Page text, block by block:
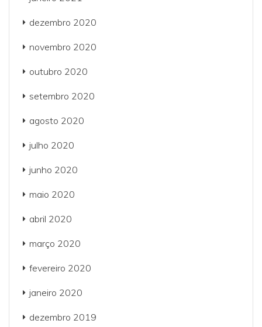
dezembro 2020
novembro 2020
outubro 2020
setembro 2020
agosto 2020
julho 2020
junho 2020
maio 2020
abril 2020
março 2020
fevereiro 2020
janeiro 2020
dezembro 2019